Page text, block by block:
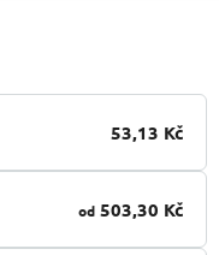
53,13 Kč
od 503,30 Kč